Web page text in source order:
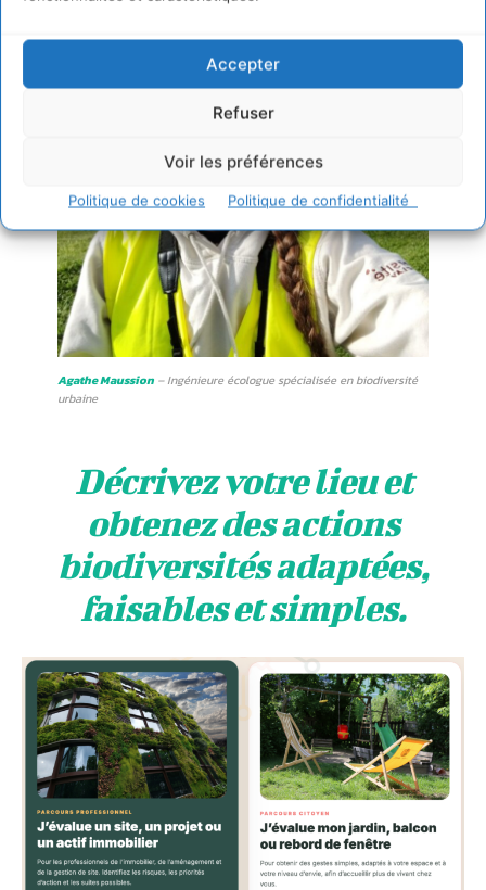
Accepter
Refuser
Voir les préférences
Politique de cookies Politique de confidentialité
Agathe Maussion– Ingénieure écologue spécialisée en biodiversité
urbaine
Décrivez votre lieu et
obtenez des actions
biodiversités adaptées,
faisables etsimples.